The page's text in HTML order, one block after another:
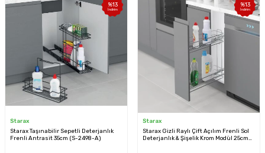
%13
İndirim
Starax
Starax Taşınabilir Sepetli Deterjanlık
Frenli Antrasit 35cm (S-2498-A)
%13
İndirim
Starax
Starax Gizli Raylı Çift Açılım Frenli Sol
Deterjanlık & Şişelik Krom Modül 25cm